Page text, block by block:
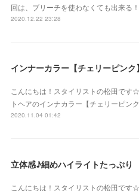
回は、ブリーチを使わなくても出来る
2020.12.22 23:28
インナーカラー【チェリーピンク】
こんにちは！スタイリストの松田です
トヘアのインナカラー【チェリーピン
2020.11.04 01:42
立体感♪細めハイライトたっぷり
こんにちは！スタイリストの松田です